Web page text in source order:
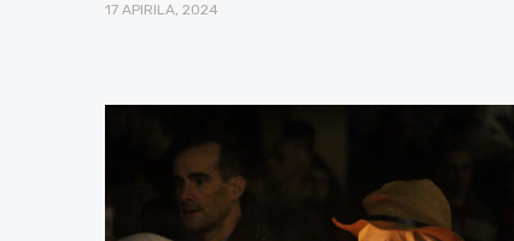
17 APIRILA, 2024